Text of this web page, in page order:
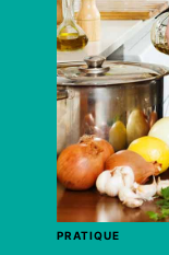
PRATIQUE